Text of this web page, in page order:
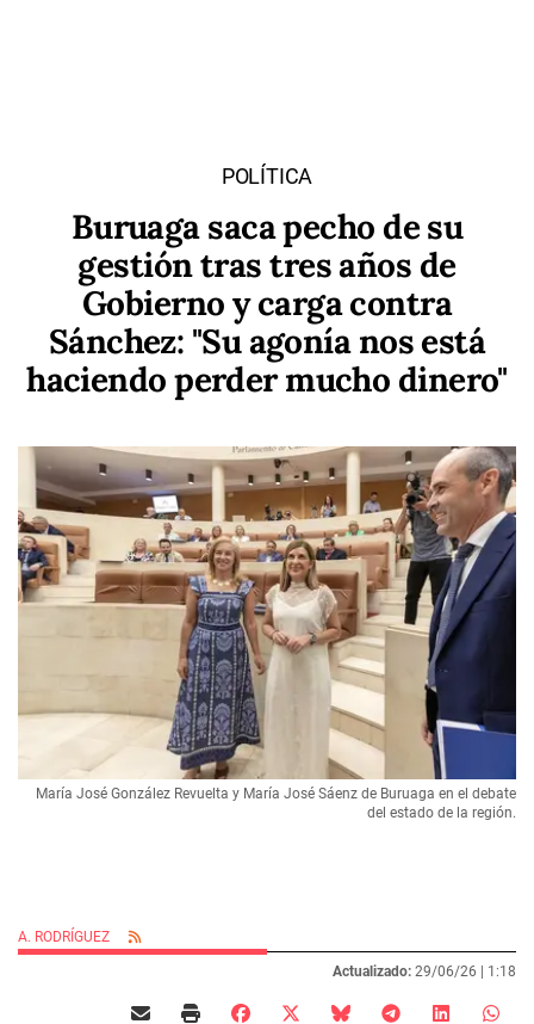
POLÍTICA
Buruaga saca pecho de su
gestión tras tres años de
Gobierno y carga contra
Sánchez: "Su agonía nos está
haciendo perder mucho dinero"
María José González Revuelta y María José Sáenz de Buruaga en el debate
del estado de la región.
A. RODRÍGUEZ
Actualizado: 29/06/26 | 1:18